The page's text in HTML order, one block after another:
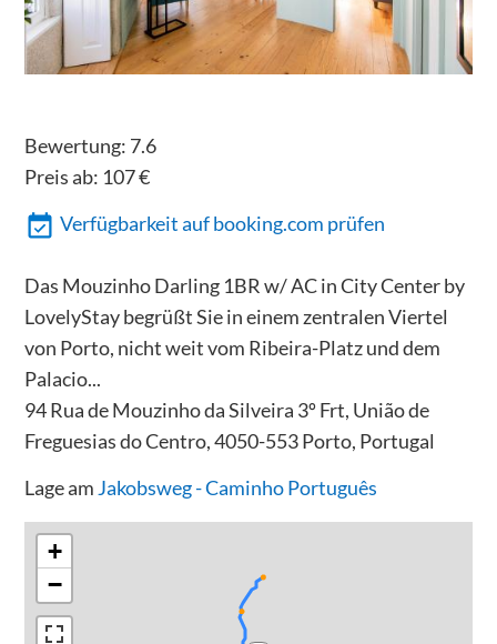
Bewertung: 7.6
Preis ab: 107€
Verfügbarkeit auf booking.com prüfen
Das Mouzinho Darling 1BR w/ AC in City Center by
LovelyStay begrüßt Sie in einem zentralen Viertel
von Porto, nicht weit vom Ribeira-Platz und dem
Palacio...
94 Rua de Mouzinho da Silveira 3º Frt, União de
Freguesias do Centro, 4050-553 Porto, Portugal
Lage am Jakobsweg - Caminho Português
+
−